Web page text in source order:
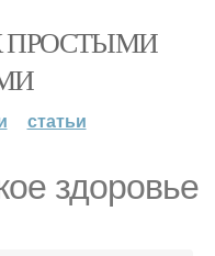
ПРОСТЫМИ
статьи
здоровье